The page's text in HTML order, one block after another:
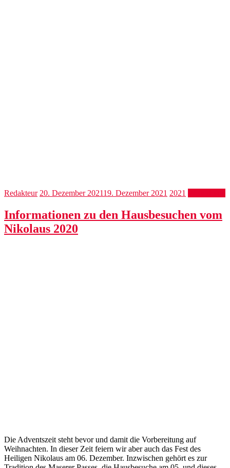
Redakteur 20. Dezember 202119. Dezember 2021 2021
Informationen zu den Hausbesuchen vom
Nikolaus 2020
Die Adventszeit steht bevor und damit die Vorbereitung auf
Weihnachten. In dieser Zeit feiern wir aber auch das Fest des
Heiligen Nikolaus am 06. Dezember. Inzwischen gehört es zur